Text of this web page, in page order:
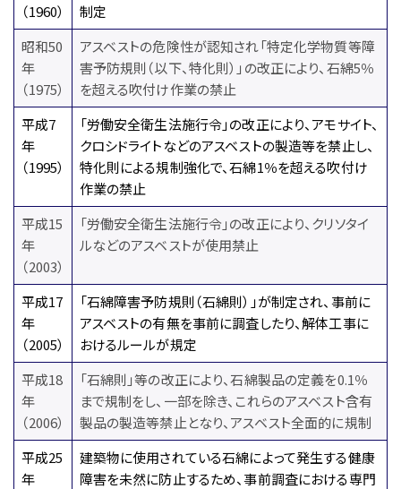
（1960）
制定
昭和50
年
（1975）
アスベストの危険性が認知され「特定化学物質等障
害予防規則（以下、特化則）」の改正により、石綿5％
を超える吹付け作業の禁止
平成7
年
（1995）
「労働安全衛生法施行令」の改正により、アモサイト、
クロシドライトなどのアスベストの製造等を禁止し、
特化則による規制強化で、石綿1％を超える吹付け
作業の禁止
平成15
年
（2003）
「労働安全衛生法施行令」の改正により、クリソタイ
ルなどのアスベストが使用禁止
平成17
年
（2005）
「石綿障害予防規則（石綿則）」が制定され、事前に
アスベストの有無を事前に調査したり、解体工事に
おけるルールが規定
平成18
年
（2006）
「石綿則」等の改正により、石綿製品の定義を0.1％
まで規制をし、一部を除き、これらのアスベスト含有
製品の製造等禁止となり、アスベスト全面的に規制
平成25
年
建築物に使用されている石綿によって発生する健康
障害を未然に防止するため、事前調査における専門